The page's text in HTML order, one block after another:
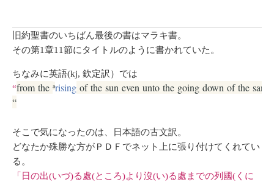
旧約聖書のいちばん最後の書はマラキ書。
その第1章11節にタイトルのように書かれていた。
ちなみに英語(kj, 欽定訳）では
“from the arising ofthe sun even unto the going down ofthe same
“
そこで気になったのは、日本語の古文訳。
どなたか殊勝な方がＰＤＦでネット上に張り付けてくれてい
る。
「日の出(いづ)る處(ところ)より沒(い)る處までの列國(くに